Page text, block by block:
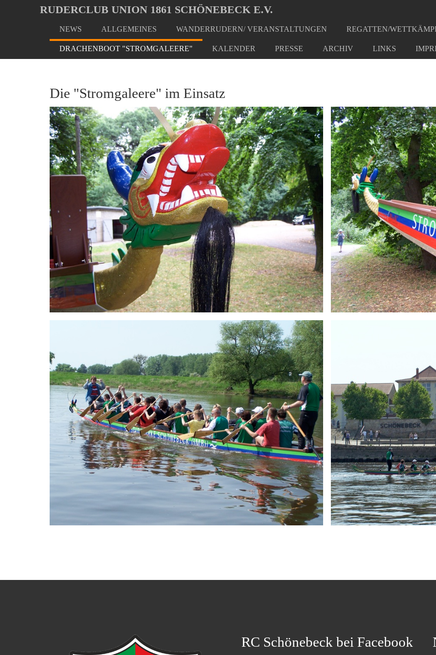
Oops, an error occurred! Code: 20260808204118159ff2ef
main
RUDERCLUB UNION 1861 SCHÖNEBECK E.V.
NEWS ALLGEMEINES WANDERRUDERN/ VERANSTALTUNGEN REGATTEN/
DRACHENBOOT "STROMGALEERE" KALENDER PRESSE ARCHIV LINKS
Die "Stromgaleere" im Einsatz
RC Schönebeck bei Facebook